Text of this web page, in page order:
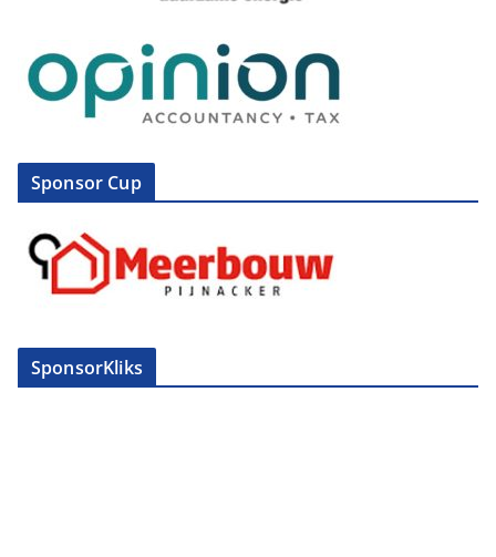
Sponsor Cup
SponsorKliks